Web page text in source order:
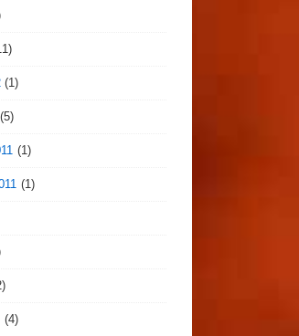
(1)
(5)
(1)
(1)
(4)